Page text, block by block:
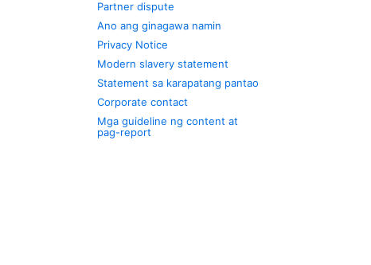
Partner dispute
Ano ang ginagawa namin
Privacy Notice
Modern slavery statement
Statement sa karapatang pantao
Corporate contact
Mga guideline ng content at
pag-report